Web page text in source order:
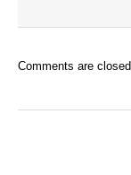
Comments are closed.